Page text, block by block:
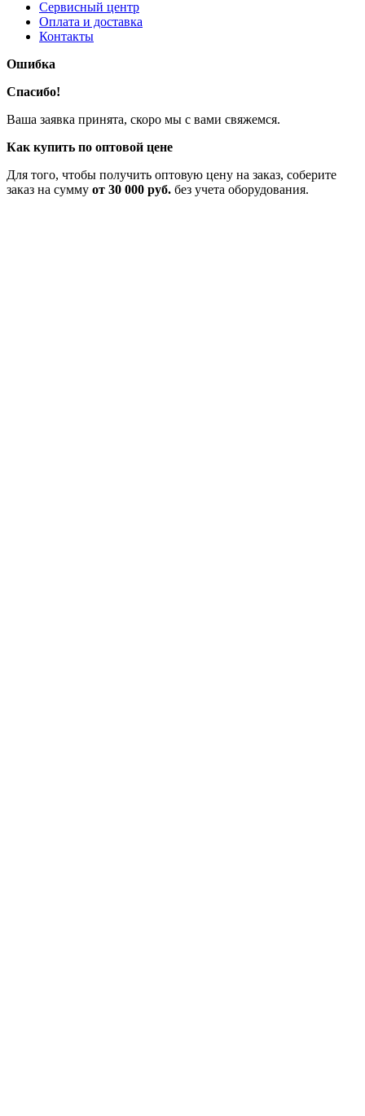
Сервисный центр
Оплата и доставка
Контакты
Ошибка
Спасибо!
Ваша заявка принята, скоро мы с вами свяжемся.
Как купить по оптовой цене
Для того, чтобы получить оптовую цену на заказ, соберите
заказ на сумму от 30 000 руб. без учета оборудования.